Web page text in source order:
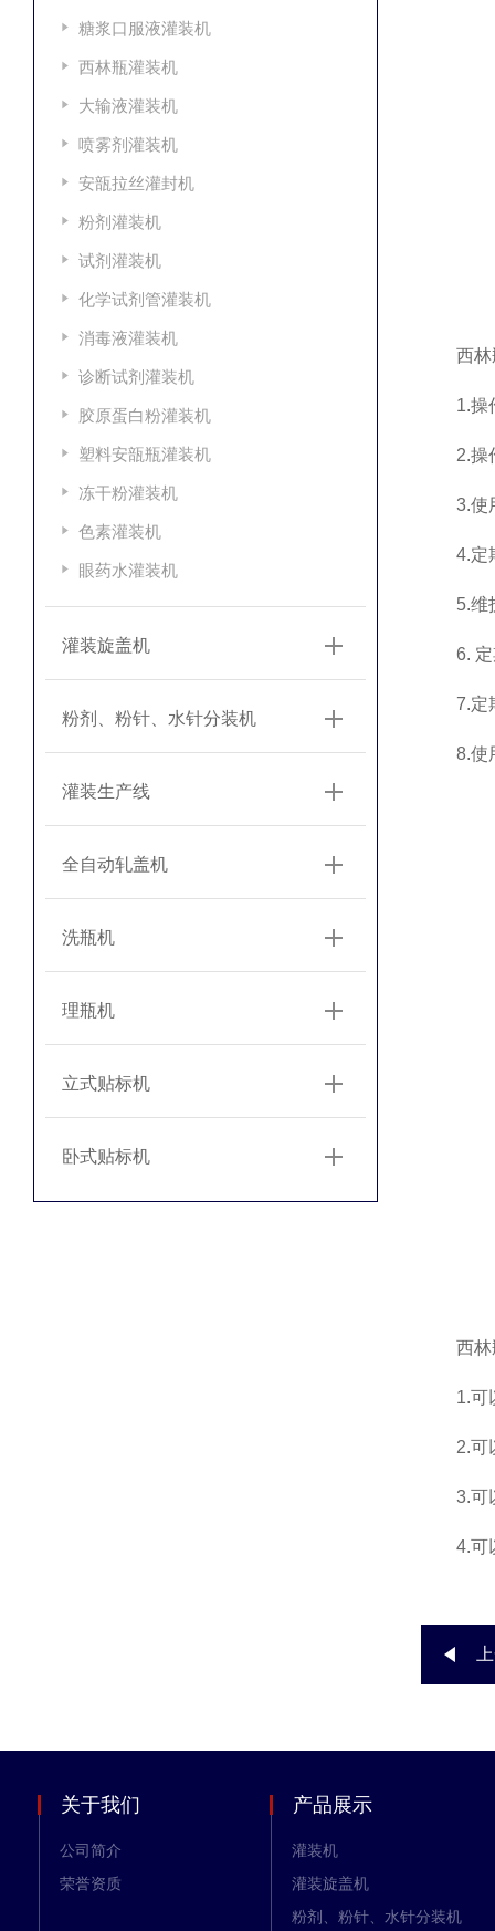
糖浆口服液灌装机
西林瓶灌装机
大输液灌装机
喷雾剂灌装机
安瓿拉丝灌封机
粉剂灌装机
试剂灌装机
化学试剂管灌装机
消毒液灌装机
诊断试剂灌装机
胶原蛋白粉灌装机
塑料安瓿瓶灌装机
冻干粉灌装机
色素灌装机
眼药水灌装机
灌装旋盖机
粉剂、粉针、水针分装机
灌装生产线
全自动轧盖机
洗瓶机
理瓶机
立式贴标机
卧式贴标机
西林瓶
1.操作
2.操作
3.使用
4.定期
5.维护
6. 定
7.定期
8.使用
西林瓶
1.可以
2.可以
3.可以
4.可以
关于我们
公司简介
荣誉资质
产品展示
灌装机
灌装旋盖机
粉剂、粉针、水针分装机